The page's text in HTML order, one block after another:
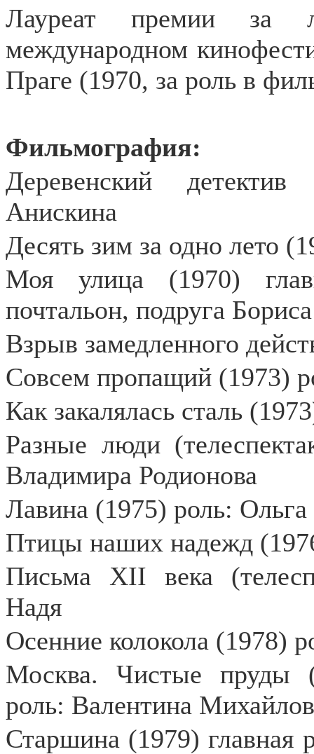
Лауреат премии за
международном
Праге (1970, за роль в
Фильмография:
Деревенский
Анискина
Десять зим за одно лето
Моя улица (1970)
почтальон, подруга
Взрыв замедленного
Совсем пропащий (1973)
Как закалялась сталь
Разные люди
Владимира Родионова
Лавина (1975) роль: Ольга
Птицы наших надежд
Письма XII века
Надя
Осенние колокола (1978)
Москва. Чистые пруды
роль: Валентина
Старшина (1979) главная